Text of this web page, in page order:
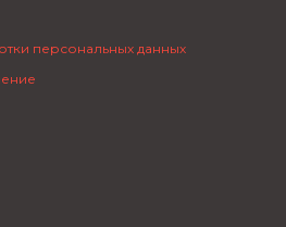
персональных данных